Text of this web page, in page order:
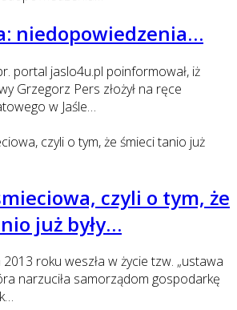
niedopowiedzenia…
portal jaslo4u.pl poinformował, iż
Grzegorz Pers złożył na ręce
w Jaśle…
czyli o tym, że
już były…
roku weszła w życie tzw. „ustawa
narzuciła samorządom gospodarkę
…